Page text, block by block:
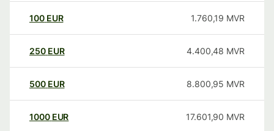
100 EUR 1.760,19 MVR
250 EUR 4.400,48 MVR
500 EUR 8.800,95 MVR
1000 EUR 17.601,90 MVR